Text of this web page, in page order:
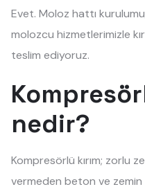
Evet. Moloz hattı
molozcu hizmetlerimizle
teslim ediyoruz.
nedir?
Kompresörlü kırım; zorlu
vermeden beton ve zemin